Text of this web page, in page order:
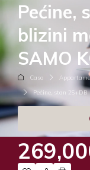
Pećine,
blizini
SAMO
Casa
Pećine, stan